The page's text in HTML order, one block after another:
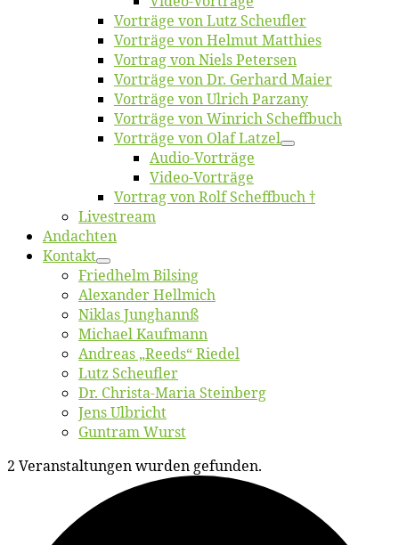
Vor­trä­ge von Lutz Scheufler
Vor­trä­ge von Hel­mut Matthies
Vor­trag von Niels Petersen
Vor­trä­ge von Dr. Ger­hard Maier
Vor­trä­ge von Ul­rich Parzany
Vor­trä­ge von Win­rich Scheffbuch
Vor­trä­ge von Olaf Latzel
Au­dio-Vor­trä­ge
Vi­deo-Vor­trä­ge
Vor­trag von Rolf Scheffbuch †
Live­stream
An­dach­ten
Kon­takt
Fried­helm Bilsing
Alex­an­der Hellmich
Ni­klas Junghannß
Mi­cha­el Kaufmann
An­dre­as „Reeds“ Riedel
Lutz Scheuf­ler
Dr. Chris­­ta-Ma­ria Steinberg
Jens Ulb­richt
Gun­tram Wurst
2 Veranstaltungen wurden gefunden.